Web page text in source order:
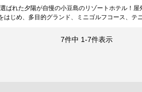
ばれた夕陽が自慢の小豆島のリゾートホテル！
はじめ、多目的グランド、ミニゴルフコース、テ
7件中 1-7件表示